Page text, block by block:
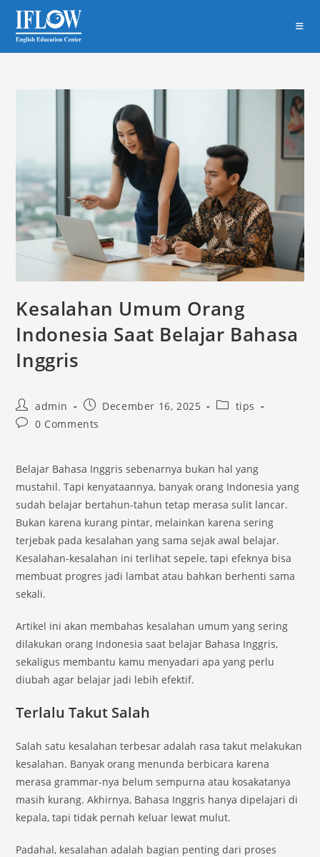
Skip
content
Kesalahan Umum Orang
Indonesia Saat Belajar Bahasa
Inggris
Post
author:
admin
Post
published:
December 16, 2025
Posttips
Post0 Comments
Belajar Bahasa Inggris sebenarnya bukan hal yang
mustahil. Tapi kenyataannya, banyak orang Indonesia yang
sudah belajar bertahun-tahun tetap merasa sulit lancar.
Bukan karena kurang pintar, melainkan karena sering
terjebak pada kesalahan yang sama sejak awal belajar.
Kesalahan-kesalahan ini terlihat sepele, tapi efeknya bisa
membuat progres jadi lambat atau bahkan berhenti sama
sekali.
Artikel ini akan membahas kesalahan umum yang sering
dilakukan orang Indonesia saat belajar Bahasa Inggris,
sekaligus membantu kamu menyadari apa yang perlu
diubah agar belajar jadi lebih efektif.
Terlalu Takut Salah
Salah satu kesalahan terbesar adalah rasa takut melakukan
kesalahan. Banyak orang menunda berbicara karena
merasa grammar-nya belum sempurna atau kosakatanya
masih kurang. Akhirnya, Bahasa Inggris hanya dipelajari di
kepala, tapi tidak pernah keluar lewat mulut.
Padahal, kesalahan adalah bagian penting dari proses